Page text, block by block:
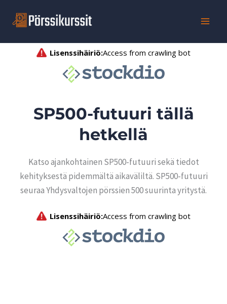
sisältöön
SP500-futuuri tällä
hetkellä
Katso ajankohtainen SP500-futuuri sekä tiedot
kehityksestä pidemmältä aikaväliltä. SP500-futuuri
seuraa Yhdysvaltojen pörssien 500 suurinta yritystä.